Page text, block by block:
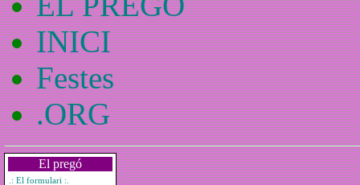
INICI
Festes
.ORG
El pregó
.: El formulari :.